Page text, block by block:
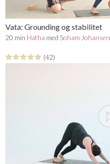
Vata: Grounding og stabilitet
20 min Hatha med Soham Johansen
(42)